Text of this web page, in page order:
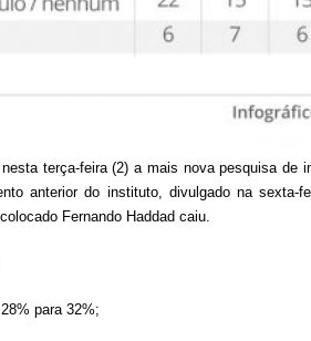
terça-feira (2) a mais nova pesquisa de
anterior do instituto, divulgado na sexta-
Fernando Haddad caiu.
para 32%;